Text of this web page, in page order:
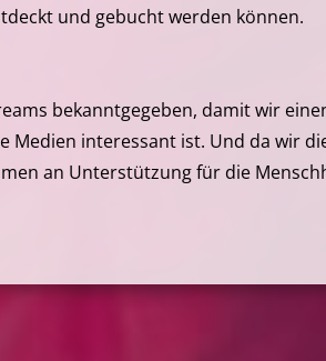
und gebucht werden können.
bekanntgegeben, damit wir
Medien interessant ist. Und da wir
an Unterstützung für die